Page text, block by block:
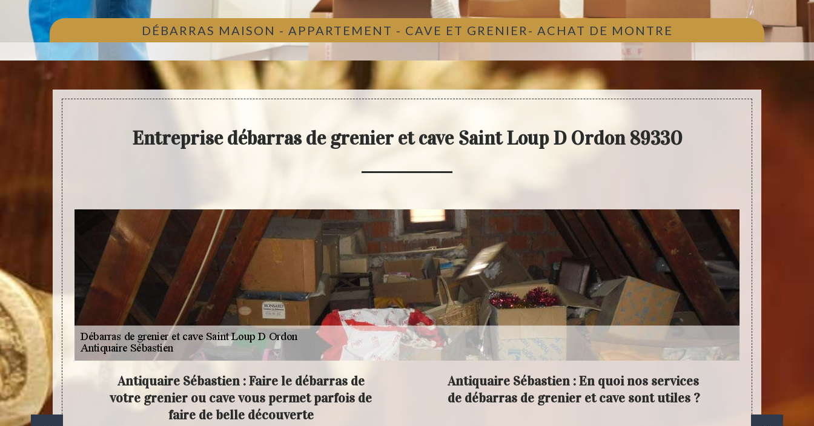
DÉBARRAS MAISON - APPARTEMENT - CAVE ET GRENIER- ACHAT DE MONTRE
Entreprise débarras de grenier et cave Saint Loup D Ordon 89330
et
Antiquaire Sébastien : Faire le débarras de
votre grenier ou cave vous permet parfois de
faire de belle découverte
Antiquaire Sébastien : En quoi nos services
de débarras de grenier et cave sont utiles ?